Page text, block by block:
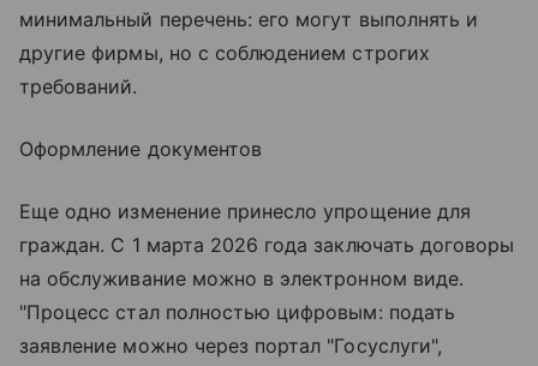
минимальный перечень: его могут выполнять и
другие фирмы, но с соблюдением строгих
требований.
Оформление документов
Еще одно изменение принесло упрощение для
граждан. С 1 марта 2026 года заключать договоры
на обслуживание можно в электронном виде.
"Процесс стал полностью цифровым: подать
заявление можно через портал "Госуслуги",